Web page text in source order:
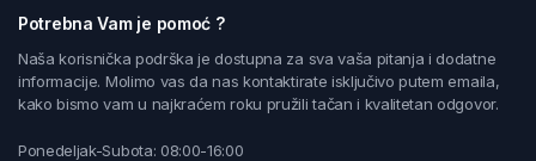
Potrebna Vam je pomoć ?
Naša korisnička podrška je dostupna za sva vaša pitanja i dodatne
informacije. Molimo vas da nas kontaktirate isključivo putem emaila,
kako bismo vam u najkraćem roku pružili tačan i kvalitetan odgovor.
Ponedeljak-Subota: 08:00-16:00